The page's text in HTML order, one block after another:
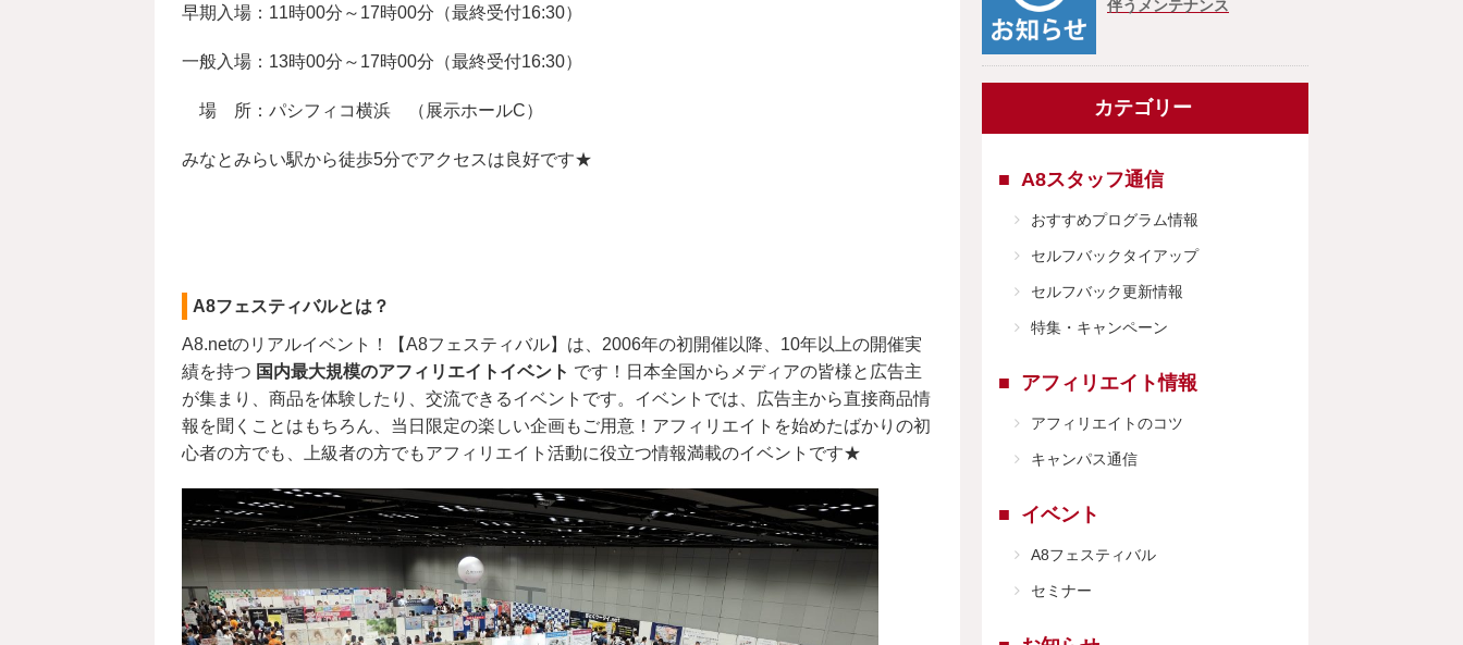
早期入場：11時00分～17時00分（最終受付16:30）
一般入場：13時00分～17時00分（最終受付16:30）
場 所：パシフィコ横浜 （展示ホールC）
みなとみらい駅から徒歩5分でアクセスは良好です★
A8フェスティバルとは？
A8.netのリアルイベント！【A8フェスティバル】は、2006年の初開催以降、10年以上の開催実
績を持つ 国内最大規模のアフィリエイトイベント です！日本全国からメディアの皆様と広告主
が集まり、商品を体験したり、交流できるイベントです。イベントでは、広告主から直接商品情
報を聞くことはもちろん、当日限定の楽しい企画もご用意！アフィリエイトを始めたばかりの初
心者の方でも、上級者の方でもアフィリエイト活動に役立つ情報満載のイベントです★
伴うメンテナンス
カテゴリー
A8スタッフ通信
おすすめプログラム情報
セルフバックタイアップ
セルフバック更新情報
特集・キャンペーン
アフィリエイト情報
アフィリエイトのコツ
キャンパス通信
イベント
A8フェスティバル
セミナー